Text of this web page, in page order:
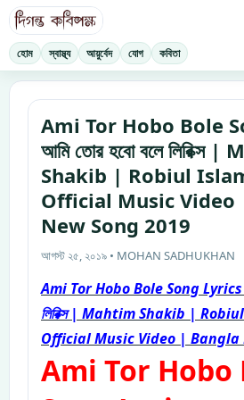
হোম স্বাস্থ্য আয়ুর্বেদ যোগ কবিতা
Ami Tor Hobo Bole
আমি তোর হবো বলে লিরিক্স
Shakib | Robiul
Official Music Video
New Song 2019
আগস্ট ২৫, ২০১৯ • MOHAN SADHUKHAN
Ami Tor Hobo Bole Song Lyrics
লিরিক্স | Mahtim Shakib |
Official Music Video | Bangla
Ami Tor Hobo